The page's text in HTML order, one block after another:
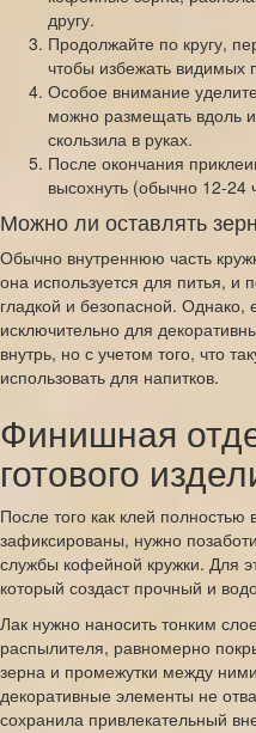
другу.
Продолжайте по кругу,
чтобы избежать видимых
Особое внимание
можно размещать вдоль
скользила в руках.
После окончания
высохнуть (обычно 12-24
Можно ли оставлять
Обычно внутреннюю часть
она используется для питья, и
гладкой и безопасной. Однако,
исключительно для
внутрь, но с учетом того, что
использовать для напитков.
Финишная
готового
После того как клей
зафиксированы, нужно
службы кофейной кружки. Для
который создаст прочный и
Лак нужно наносить тонким
распылителя, равномерно
зерна и промежутки между
декоративные элементы не
сохранила привлекательный